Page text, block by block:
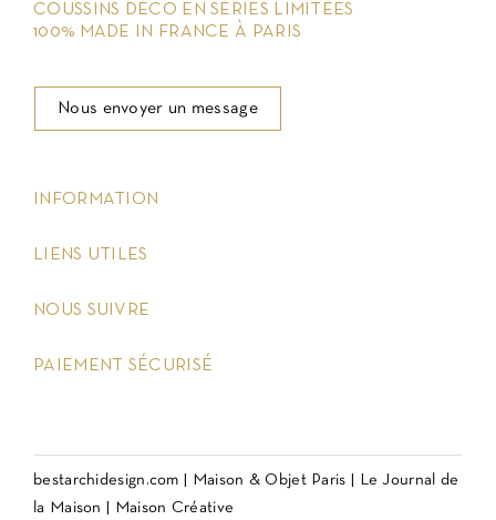
COUSSINS DÉCO EN SÉRIES LIMITÉES
100% MADE IN FRANCE À PARIS
Nous envoyer un message
INFORMATION
LIENS UTILES
NOUS SUIVRE
PAIEMENT SÉCURISÉ
bestarchidesign.com Maison & Objet Paris
Le Journal de
la Maison
Maison Créative